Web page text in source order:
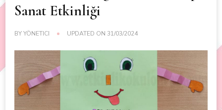
Sanat Etkinliği
BYYÖNETICI UPDATED ON 31/03/2024